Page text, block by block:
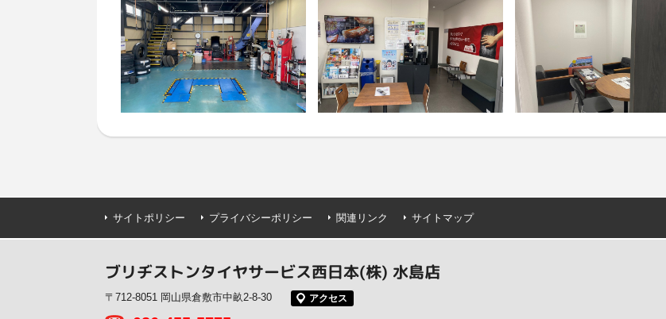
サイトポリシー プライバシーポリシー 関連リンク サイトマップ
ブリヂストンタイヤサービス西日本(株) 水島店
〒712-8051 岡山県倉敷市中畝2-8-30 アクセス